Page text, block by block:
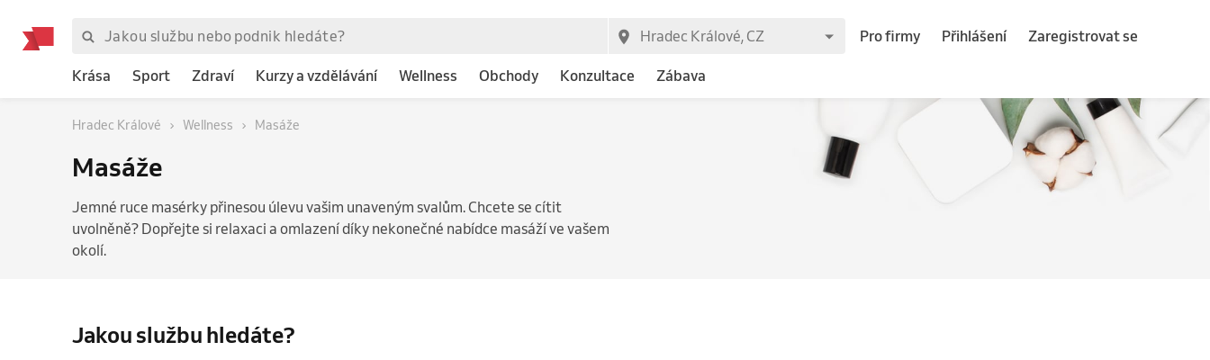
Pro firmy Přihlášení Zaregistrovat se
Krása Sport Zdraví Kurzy a vzdělávání Wellness Obchody Konzultace Zábava
Hradec Králové Wellness Masáže
Masáže
Jemné ruce masérky přinesou úlevu vašim unaveným svalům. Chcete se cítit
uvolněně? Dopřejte si relaxaci a omlazení díky nekonečné nabídce masáží ve vašem
okolí.
Jakou službu hledáte?